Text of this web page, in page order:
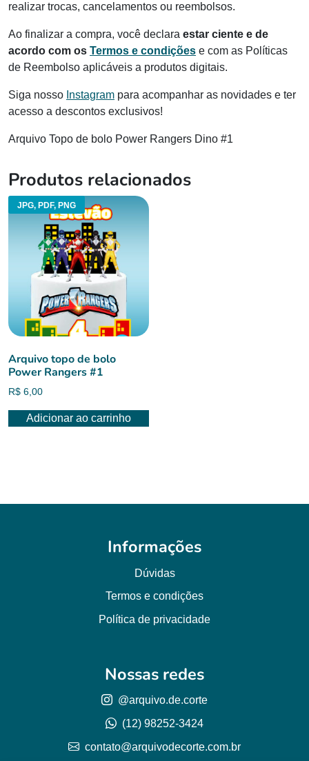
realizar trocas, cancelamentos ou reembolsos.
Ao finalizar a compra, você declara estar ciente e de
acordo com os Termos e condições e com as Políticas
de Reembolso aplicáveis a produtos digitais.
Siga nosso Instagram para acompanhar as novidades e ter
acesso a descontos exclusivos!
Arquivo Topo de bolo Power Rangers Dino #1
Produtos relacionados
JPG, PDF, PNG
Arquivo topo de bolo
Power Rangers #1
R$ 6,00
Adicionar ao carrinho
Informações
Dúvidas
Termos e condições
Política de privacidade
Nossas redes
@arquivo.de.corte
(12) 98252-3424
contato@arquivodecorte.com.br